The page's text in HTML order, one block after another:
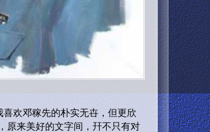
欢邓稼先的朴实无卋，但更欣
原来美好的文字间，幵不只有对